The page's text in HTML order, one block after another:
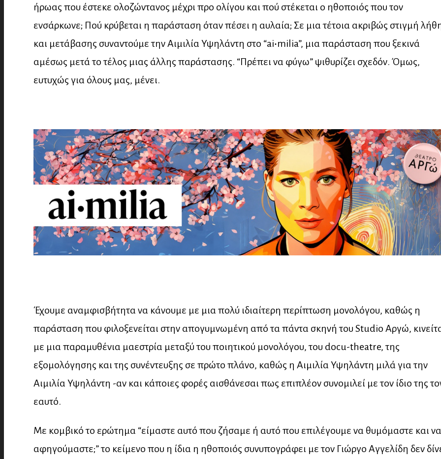
ήρωας που έστεκε ολοζώντανος μέχρι προ ολίγου και πού στέκεται ο ηθοποιός που τον
ενσάρκωνε; Πού κρύβεται η παράσταση όταν πέσει η αυλαία; Σε μια τέτοια ακριβώς στιγμή
και μετάβασης συναντούμε την Αιμιλία Υψηλάντη στο “ai‧milia”, μια παράσταση που ξεκινά
αμέσως μετά το τέλος μιας άλλης παράστασης. “Πρέπει να φύγω” ψιθυρίζει σχεδόν. Όμως,
ευτυχώς για όλους μας, μένει.
Έχουμε αναμφισβήτητα να κάνουμε με μια πολύ ιδιαίτερη περίπτωση μονολόγου, καθώς η
παράσταση που φιλοξενείται στην απογυμνωμένη από τα πάντα σκηνή του Studio Αργώ,
με μια παραμυθένια μαεστρία μεταξύ του ποιητικού μονολόγου, του docu-theatre, της
εξομολόγησης και της συνέντευξης σε πρώτο πλάνο, καθώς η Αιμιλία Υψηλάντη μιλά για την
Αιμιλία Υψηλάντη -αν και κάποιες φορές αισθάνεσαι πως επιπλέον συνομιλεί με τον ίδιο της
εαυτό.
Με κομβικό το ερώτημα “είμαστε αυτό που ζήσαμε ή αυτό που επιλέγουμε να θυμόμαστε και να
αφηγούμαστε;” το κείμενο που η ίδια η ηθοποιός συνυπογράφει με τον Γιώργο Αγγελίδη δεν